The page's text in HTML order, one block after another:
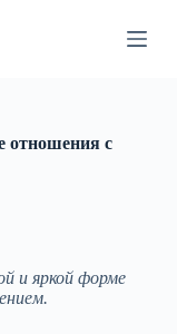
отношения с
и яркой форме